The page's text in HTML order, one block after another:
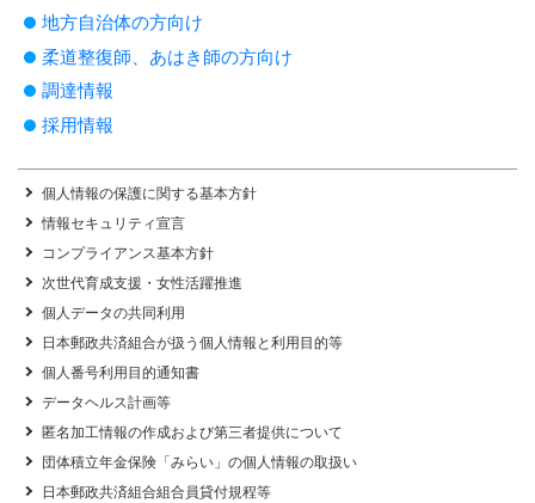
地方自治体の方向け
柔道整復師、あはき師の方向け
調達情報
採用情報
個人情報の保護に関する基本方針
情報セキュリティ宣言
コンプライアンス基本方針
次世代育成支援・女性活躍推進
個人データの共同利用
日本郵政共済組合が扱う個人情報と利用目的等
個人番号利用目的通知書
データヘルス計画等
匿名加工情報の作成および第三者提供について
団体積立年金保険「みらい」の個人情報の取扱い
日本郵政共済組合組合員貸付規程等